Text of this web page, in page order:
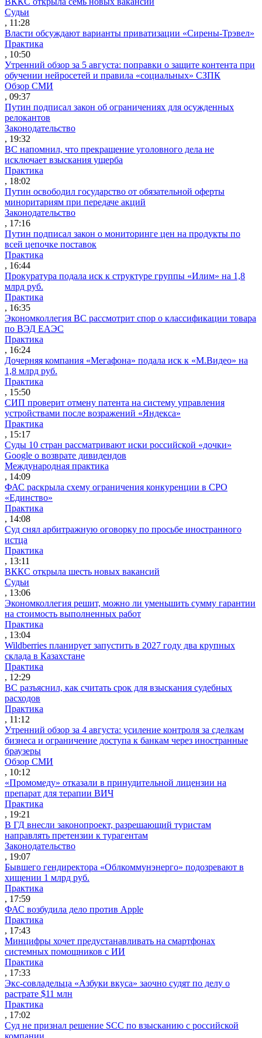
Судьи
, 11:28
Власти обсуждают варианты приватизации «Сирены-Трэвел»
Практика
, 10:50
Утренний обзор за 5 августа: поправки о защите контента при
обучении нейросетей и правила «социальных» СЗПК
Обзор СМИ
, 09:37
Путин подписал закон об ограничениях для осужденных
релокантов
Законодательство
, 19:32
ВС напомнил, что прекращение уголовного дела не
исключает взыскания ущерба
Практика
, 18:02
Путин освободил государство от обязательной оферты
миноритариям при передаче акций
Законодательство
, 17:16
Путин подписал закон о мониторинге цен на продукты по
всей цепочке поставок
Практика
, 16:44
Прокуратура подала иск к структуре группы «Илим» на 1,8
млрд руб.
Практика
, 16:35
Экономколлегия ВС рассмотрит спор о классификации товара
по ВЭД ЕАЭС
Практика
, 16:24
Дочерняя компания «Мегафона» подала иск к «М.Видео» на
1,8 млрд руб.
Практика
, 15:50
СИП проверит отмену патента на систему управления
устройствами после возражений «Яндекса»
Практика
, 15:17
Суды 10 стран рассматривают иски российской «дочки»
Google о возврате дивидендов
Международная практика
, 14:09
ФАС раскрыла схему ограничения конкуренции в СРО
«Единство»
Практика
, 14:08
Суд снял арбитражную оговорку по просьбе иностранного
истца
Практика
, 13:11
ВККС открыла шесть новых вакансий
Судьи
, 13:06
Экономколлегия решит, можно ли уменьшить сумму гарантии
на стоимость выполненных работ
Практика
, 13:04
Wildberries планирует запустить в 2027 году два крупных
склада в Казахстане
Практика
, 12:29
ВС разъяснил, как считать срок для взыскания судебных
расходов
Практика
, 11:12
Утренний обзор за 4 августа: усиление контроля за сделкам
бизнеса и ограничение доступа к банкам через иностранные
браузеры
Обзор СМИ
, 10:12
«Промомеду» отказали в принудительной лицензии на
препарат для терапии ВИЧ
Практика
, 19:21
В ГД внесли законопроект, разрешающий туристам
направлять претензии к турагентам
Законодательство
, 19:07
Бывшего гендиректора «Облкоммунэнерго» подозревают в
хищении 1 млрд руб.
Практика
, 17:59
ФАС возбудила дело против Apple
Практика
, 17:43
Минцифры хочет предустанавливать на смартфонах
системных помощников с ИИ
Практика
, 17:33
Экс-совладельца «Азбуки вкуса» заочно судят по делу о
растрате $11 млн
Практика
, 17:02
Суд не признал решение SCC по взысканию с российской
компании